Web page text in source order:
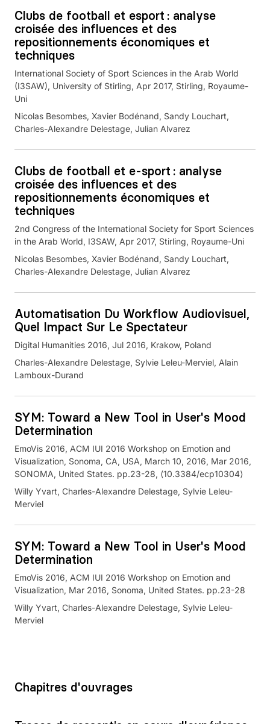
Clubs de football et esport : analyse
croisée des influences et des
repositionnements économiques et
techniques
International Society of Sport Sciences in the Arab World
(I3SAW), University of Stirling, Apr 2017, Stirling, Royaume-
Uni
Nicolas Besombes, Xavier Bodénand, Sandy Louchart,
Charles-Alexandre Delestage, Julian Alvarez
Clubs de football et e-sport : analyse
croisée des influences et des
repositionnements économiques et
techniques
2nd Congress of the International Society for Sport Sciences
in the Arab World, I3SAW, Apr 2017, Stirling, Royaume-Uni
Nicolas Besombes, Xavier Bodénand, Sandy Louchart,
Charles-Alexandre Delestage, Julian Alvarez
Automatisation Du Workflow Audiovisuel,
Quel Impact Sur Le Spectateur
Digital Humanities 2016, Jul 2016, Krakow, Poland
Charles-Alexandre Delestage, Sylvie Leleu-Merviel, Alain
Lamboux-Durand
SYM: Toward a New Tool in User's Mood
Determination
EmoVis 2016, ACM IUI 2016 Workshop on Emotion and
Visualization, Sonoma, CA, USA, March 10, 2016, Mar 2016,
SONOMA, United States. pp.23-28, ⟨10.3384/ecp10304⟩
Willy Yvart, Charles-Alexandre Delestage, Sylvie Leleu-
Merviel
SYM: Toward a New Tool in User's Mood
Determination
EmoVis 2016, ACM IUI 2016 Workshop on Emotion and
Visualization, Mar 2016, Sonoma, United States. pp.23-28
Willy Yvart, Charles-Alexandre Delestage, Sylvie Leleu-
Merviel
Chapitres d'ouvrages